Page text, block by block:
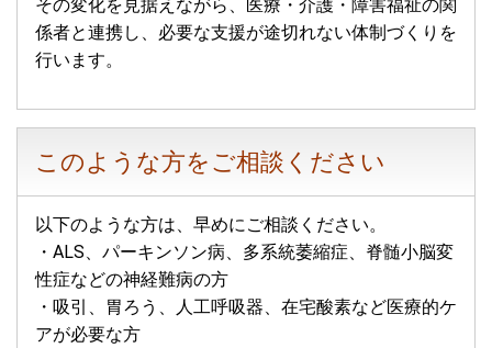
その変化を見据えながら、医療・介護・障害福祉の関
係者と連携し、必要な支援が途切れない体制づくりを
行います。
このような方をご相談ください
以下のような方は、早めにご相談ください。
・ALS、パーキンソン病、多系統萎縮症、脊髄小脳変
性症などの神経難病の方
・吸引、胃ろう、人工呼吸器、在宅酸素など医療的ケ
アが必要な方